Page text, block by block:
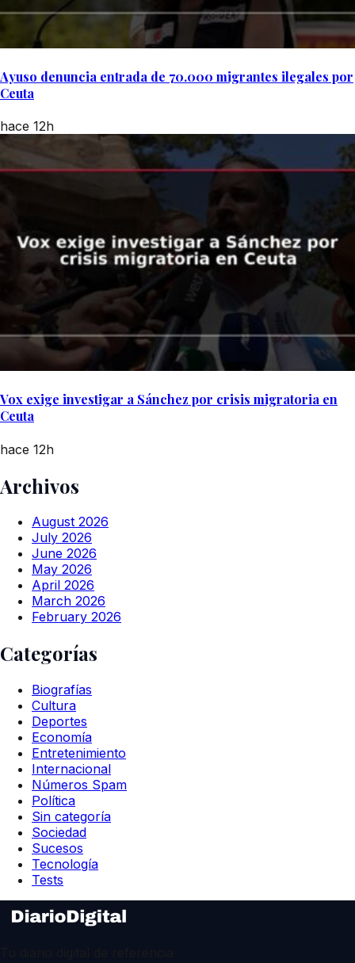
Ayuso denuncia entrada de 70.000 migrantes ilegales por
Ceuta
hace 12h
Vox exige investigar a Sánchez por crisis migratoria en
Ceuta
hace 12h
Archivos
August 2026
July 2026
June 2026
May 2026
April 2026
March 2026
February 2026
Categorías
Biografías
Cultura
Deportes
Economía
Entretenimiento
Internacional
Números Spam
Política
Sin categoría
Sociedad
Sucesos
Tecnología
Tests